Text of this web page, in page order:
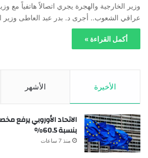
وزير الخارجية والهجرة يجري اتصالاً هاتفياً مع
عراقي الشعوب.. أجرى د. بدر عبد العاطى وزير
أكمل القراءة »
الأخيرة الأشهر
الاتحاد الأوروبي يرفع
بنسبة 60.5%
منذ 7 ساعات